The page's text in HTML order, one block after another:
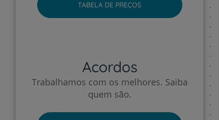
TABELA DE PREÇOS
Acordos
Trabalhamos com os melhores. Saiba
quem são.